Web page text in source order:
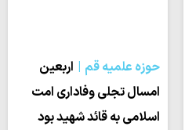
حوزه علمیه قم
اربعین
امسال تجلی وفاداری امت
اسلامی به قائد شهید بود